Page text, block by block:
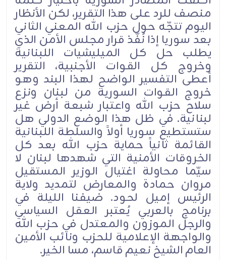
منصف للرد على هذا التقرير، لكن الأنظار
اليوم تتجّه حول حزب الله المعني الثاني
بعد سوريا إذا نُفّذ قرار مجلس الأمن الذي
يطلب حل كل الميليشيات اللبنانية
وخروج كل القوات الأجنبية، التقرير
أعطى التفسير الواضح لهذا البند وهو
خروج القوات السورية من لبنان ونزع
سلاح حزب الله واعتبار شبعة أرض غير
لبنانية. في ظل هذا الوضع الدولي هل
ستستطيع سوريا أولاً والسلطة اللبنانية
القائمة ثانياً حماية حزب الله بعد كل
الخروقات الأمنية التي شهدها لبنان لا
سيّما محاولة اغتيال الوزير المستقيل
مروان حمادة والمعارض لتمديد ولاية
الرئيس إميل لحود. ضيفنا الليلة في
برنامج بالعربي يُعتبر العقل السياسي
والرجل الموزون والمعتدل في حزب الله
والواجهة الإعلامية للحزب ونائب الأمين
العام الشيخ نعيم قاسم، مسا الخير.